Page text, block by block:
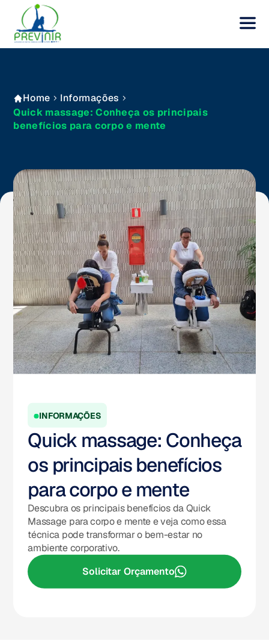
Home
Informações
Quick massage: Conheça os principais
benefícios para corpo e mente
INFORMAÇÕES
Quick massage: Conheça
os principais benefícios
para corpo e mente
Descubra os principais benefícios da Quick
Massage para corpo e mente e veja como essa
técnica pode transformar o bem-estar no
ambiente corporativo.
Solicitar Orçamento